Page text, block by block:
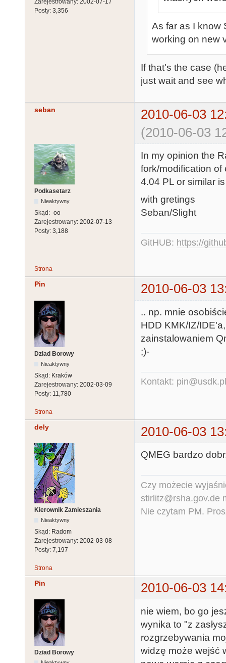
Zarejestrowany: 2002-07-17
Posty: 3,356
As far as I know
working on new
If that's the case
just wait and see
seban
2010-06-03
(2010-06-03
Podkasetarz
Nieaktywny
Skąd: -oo
Zarejestrowany: 2002-07-13
Posty: 3,188
In my opinion the
fork/modification of
4.04 PL or similar
with gretings
Seban/Slight
GitHUB: https://
Strona
Pin 2010-06-03
Dziad Borowy
Nieaktywny
Skąd: Kraków
Zarejestrowany: 2002-03-09
Posty: 11,780
.. np. mnie
HDD KMK/IZ/
zainstalowaniem
;)-
Kontakt: pin@usdk.pl
Strona
dely 2010-06-03
Kierownik Zamieszania
Nieaktywny
Skąd: Radom
Zarejestrowany: 2002-03-08
Posty: 7,197
QMEG bardzo
Czy możecie
stirlitz@rsha.gov.de
Nie czytam PM.
Strona
Pin 2010-06-03
Dziad Borowy
nie wiem, bo go
wynika to "z
rozgrzebywania
widzę może wejść